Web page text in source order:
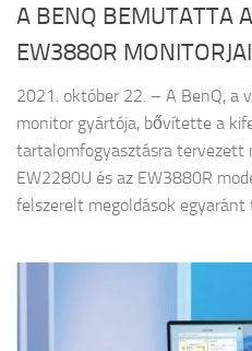
A BENQ BEMUTATTA
EW3880R
2021. október 22. – A BenQ, a
monitor gyártója, bővítette a
tartalomfogyasztásra tervezett
EW2280U és az EW3880R
felszerelt megoldások egyaránt